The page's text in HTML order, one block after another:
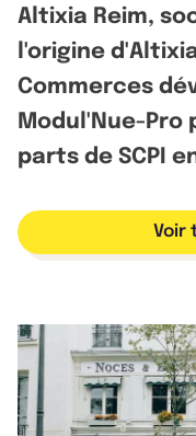
Altixia Reim,
l'origine
Commerces
Modul'Nue-
parts de SCPI
Voir